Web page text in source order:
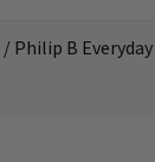
/ Philip B